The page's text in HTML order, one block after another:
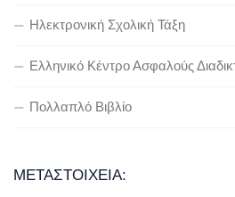
Ηλεκτρονική Σχολική Τάξη
Ελληνικό Κέντρο Ασφαλούς
Πολλαπλό Βιβλίο
ΜΕΤΑΣΤΟΙΧΕΊΑ: